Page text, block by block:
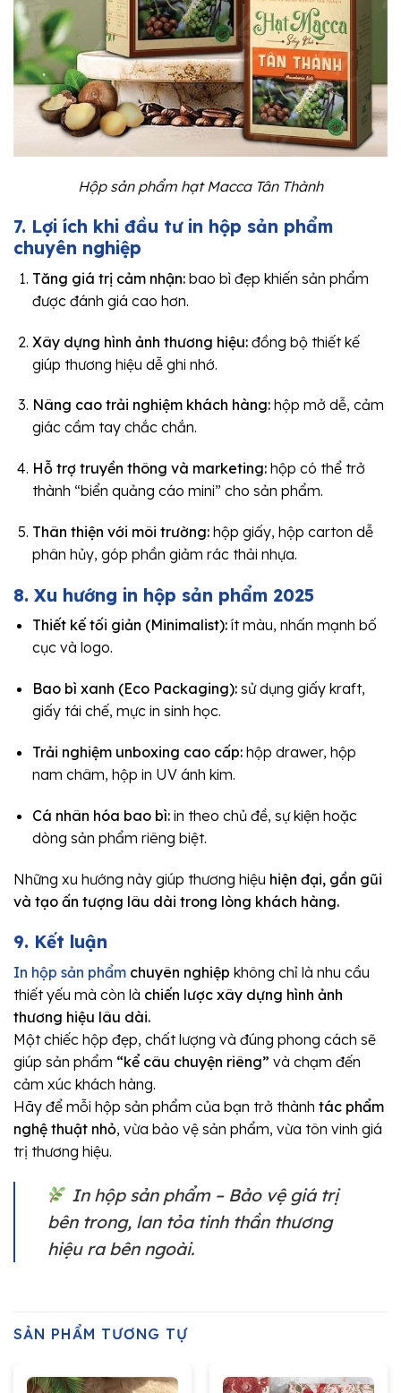
Hộp sản phẩm hạt Macca Tân Thành
7. Lợi ích khi đầu tư in hộp sản phẩm
chuyên nghiệp
Tăng giá trị cảm nhận:bao bì đẹp khiến sản phẩm
được đánh giá cao hơn.
Xây dựng hình ảnh thương hiệu:đồng bộ thiết kế
giúp thương hiệu dễ ghi nhớ.
Nâng cao trải nghiệm khách hàng:hộp mở dễ, cảm
giác cầm tay chắc chắn.
Hỗ trợ truyền thông và marketing:hộp có thể trở
thành “biển quảng cáo mini” cho sản phẩm.
Thân thiện với môi trường:hộp giấy, hộp carton dễ
phân hủy, góp phần giảm rác thải nhựa.
8. Xu hướng in hộp sản phẩm 2025
Thiết kế tối giản (Minimalist):ít màu, nhấn mạnh bố
cục và logo.
Bao bì xanh (Eco Packaging):sử dụng giấy kraft,
giấy tái chế, mực in sinh học.
Trải nghiệm unboxing cao cấp:hộp drawer, hộp
nam châm, hộp in UV ánh kim.
Cá nhân hóa bao bì:in theo chủ đề, sự kiện hoặc
dòng sản phẩm riêng biệt.
Những xu hướng này giúp thương hiệu hiện đại, gần gũi
và tạo ấn tượng lâu dài trong lòng khách hàng.
9. Kết luận
In hộp sản phẩm chuyên nghiệp không chỉ là nhu cầu
thiết yếu mà còn là chiến lược xây dựng hình ảnh
thương hiệu lâu dài.
Một chiếc hộp đẹp, chất lượng và đúng phong cách sẽ
giúp sản phẩm “kể câu chuyện riêng” và chạm đến
cảm xúc khách hàng.
Hãy để mỗi hộp sản phẩm của bạn trở thành tác phẩm
nghệ thuật nhỏ, vừa bảo vệ sản phẩm, vừa tôn vinh giá
trị thương hiệu.
In hộp sản phẩm – Bảo vệ giá trị
bên trong, lan tỏa tinh thần thương
hiệu ra bên ngoài.
SẢN PHẨM TƯƠNG TỰ